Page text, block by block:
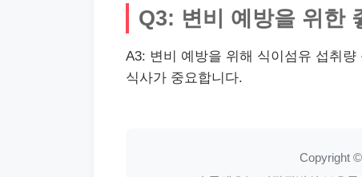
Q3: 변비 예방을 위한
A3: 변비 예방을 위해 식이섬유 섭취
식사가 중요합니다.
Copyright